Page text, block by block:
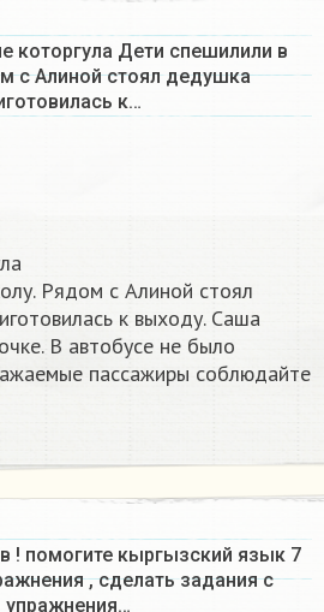
которгула Дети спешилили в
с Алиной стоял дедушка
к…
Рядом с Алиной стоял
к выходу. Саша
В автобусе не было
пассажиры соблюдайте
! помогите кыргызский язык 7
​, сделать задания с